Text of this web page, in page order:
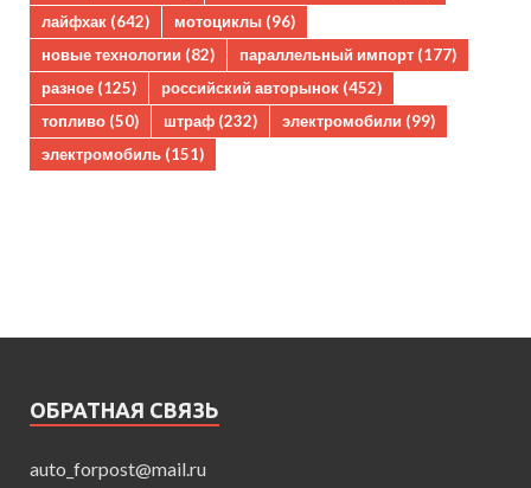
лайфхак (642) мотоциклы (96)
новые технологии (82) параллельный импорт (177)
разное (125) российский авторынок (452)
топливо (50) штраф (232) электромобили (99)
электромобиль (151)
ОБРАТНАЯ СВЯЗЬ
auto_forpost@mail.ru